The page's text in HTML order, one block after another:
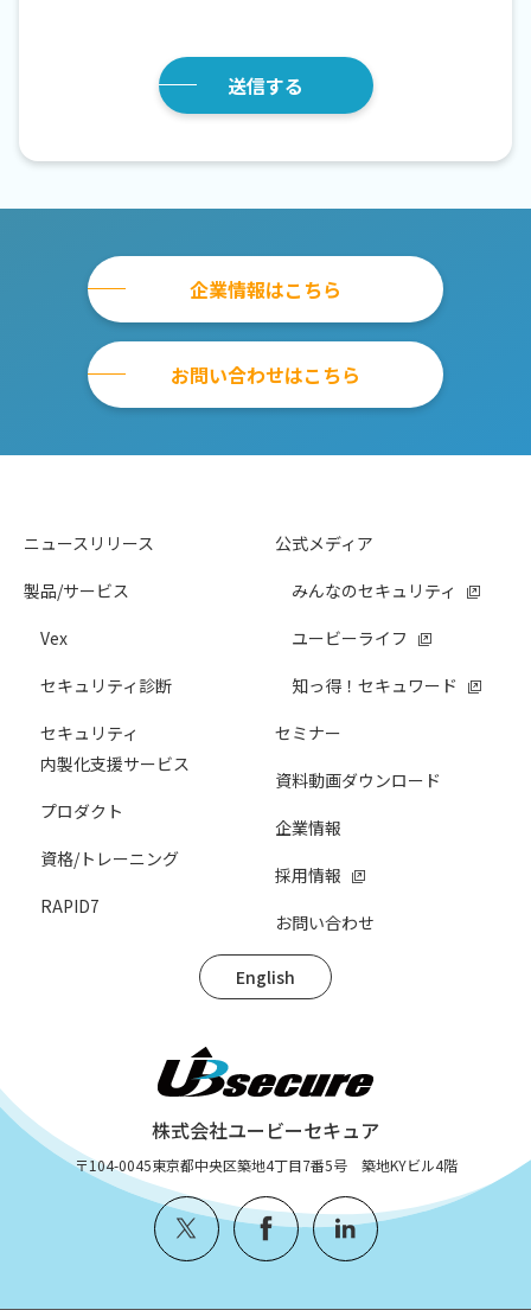
企業情報はこちら
お問い合わせはこちら
ニュースリリース
製品/サービス
Vex
セキュリティ診断
セキュリティ
内製化支援サービス
プロダクト
資格/トレーニング
RAPID7
公式メディア
みんなのセキュリティ
ユービーライフ
知っ得！セキュワード
セミナー
資料動画ダウンロード
企業情報
採用情報
お問い合わせ
English
株式会社ユービーセキュア
〒104-0045東京都中央区築地4丁目7番5号 築地KYビル4階